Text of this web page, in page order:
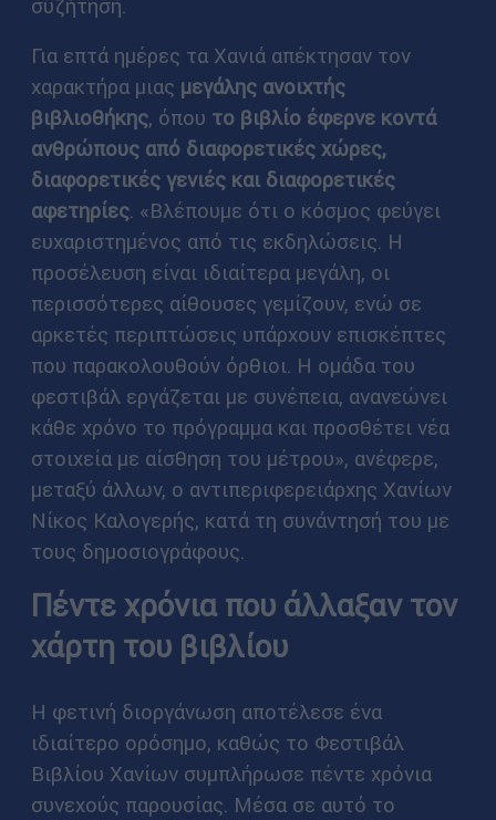
Για επτά ημέρες τα Χανιά απέκτησαν τον
χαρακτήρα μιας μεγάλης ανοιχτής
βιβλιοθήκης, όπου το βιβλίο έφερνε κοντά
ανθρώπους από διαφορετικές χώρες,
διαφορετικές γενιές και διαφορετικές
αφετηρίες. «Βλέπουμε ότι ο κόσμος φεύγει
ευχαριστημένος από τις εκδηλώσεις. Η
προσέλευση είναι ιδιαίτερα μεγάλη, οι
περισσότερες αίθουσες γεμίζουν, ενώ σε
αρκετές περιπτώσεις υπάρχουν επισκέπτες
που παρακολουθούν όρθιοι. Η ομάδα του
φεστιβάλ εργάζεται με συνέπεια, ανανεώνει
κάθε χρόνο το πρόγραμμα και προσθέτει νέα
στοιχεία με αίσθηση του μέτρου», ανέφερε,
μεταξύ άλλων, ο αντιπεριφερειάρχης Χανίων
Νίκος Καλογερής, κατά τη συνάντησή του με
τους δημοσιογράφους.
Πέντε χρόνια που άλλαξαν τον
χάρτη του βιβλίου
Η φετινή διοργάνωση αποτέλεσε ένα
ιδιαίτερο ορόσημο, καθώς το Φεστιβάλ
Βιβλίου Χανίων συμπλήρωσε πέντε χρόνια
συνεχούς παρουσίας. Μέσα σε αυτό το